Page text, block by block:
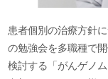
患者個別の治療方針
の勉強会を多職種で
検討する「がんゲノ